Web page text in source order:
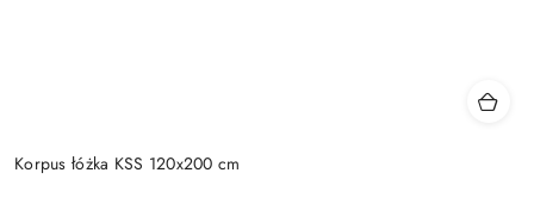
Korpus łóżka KSS 120x200 cm